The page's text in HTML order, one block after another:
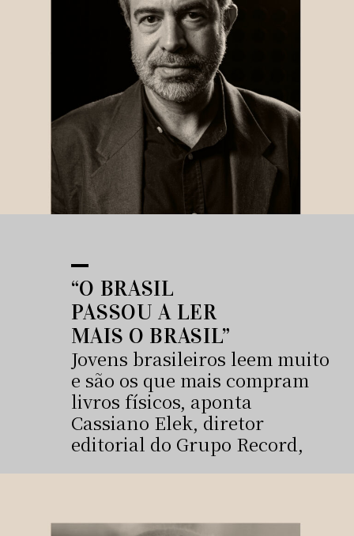
“O BRASIL
PASSOU A LER
MAIS O BRASIL”
Jovens brasileiros leem muito
e são os que mais compram
livros físicos, aponta
Cassiano Elek, diretor
editorial do Grupo Record,